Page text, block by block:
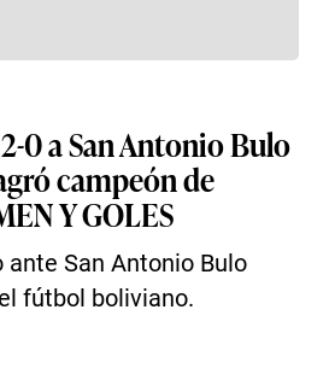
0 a San Antonio Bulo
campeón de
Y GOLES
ante San Antonio Bulo
fútbol boliviano.